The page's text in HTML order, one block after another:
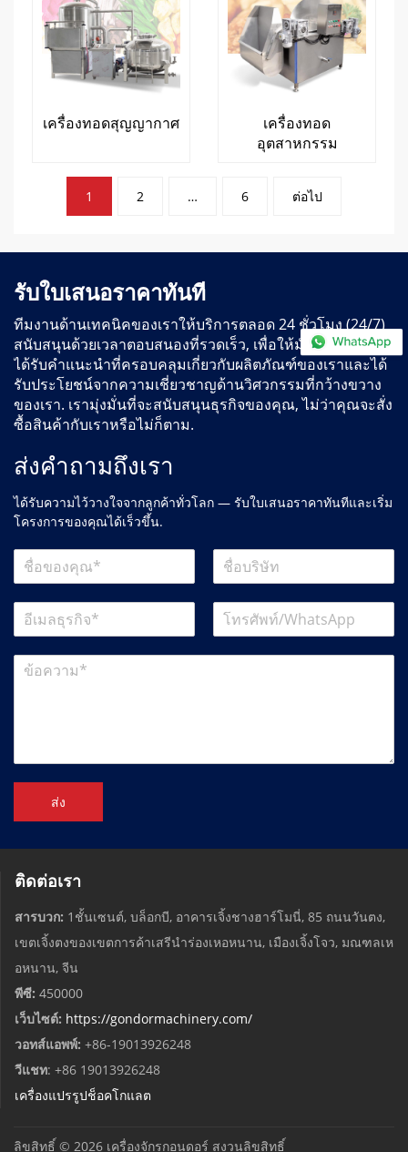
เครื่องทอดสุญญากาศ
เครื่องทอด
อุตสาหกรรม
1 2 … 6 ต่อไป
รับใบเสนอราคาทันที
ทีมงานด้านเทคนิคของเราให้บริการตลอด 24 ชั่วโมง (24/7)
สนับสนุนด้วยเวลาตอบสนองที่รวดเร็ว, เพื่อให้มั่นใจว่าคุณจะ
ได้รับคำแนะนำที่ครอบคลุมเกี่ยวกับผลิตภัณฑ์ของเราและได้
รับประโยชน์จากความเชี่ยวชาญด้านวิศวกรรมที่กว้างขวาง
ของเรา. เรามุ่งมั่นที่จะสนับสนุนธุรกิจของคุณ, ไม่ว่าคุณจะสั่ง
ซื้อสินค้ากับเราหรือไม่ก็ตาม.
ส่งคำถามถึงเรา
ได้รับความไว้วางใจจากลูกค้าทั่วโลก — รับใบเสนอราคาทันทีและเริ่ม
โครงการของคุณได้เร็วขึ้น.
ส่ง
ติดต่อเรา
สารบวก: 1ชั้นเซนต์, บล็อกบี, อาคารเจิ้งชางฮาร์โมนี่, 85 ถนนวันตง,
เขตเจิ้งตงของเขตการค้าเสรีนำร่องเหอหนาน, เมืองเจิ้งโจว, มณฑลเห
อหนาน, จีน
พีซี: 450000
เว็บไซต์: https://gondormachinery.com/
วอทส์แอพพ์: +86-19013926248
วีแชท: +86 19013926248
เครื่องแปรรูปช็อคโกแลต
ลิขสิทธิ์ © 2026 เครื่องจักรกอนดอร์ สงวนลิขสิทธิ์